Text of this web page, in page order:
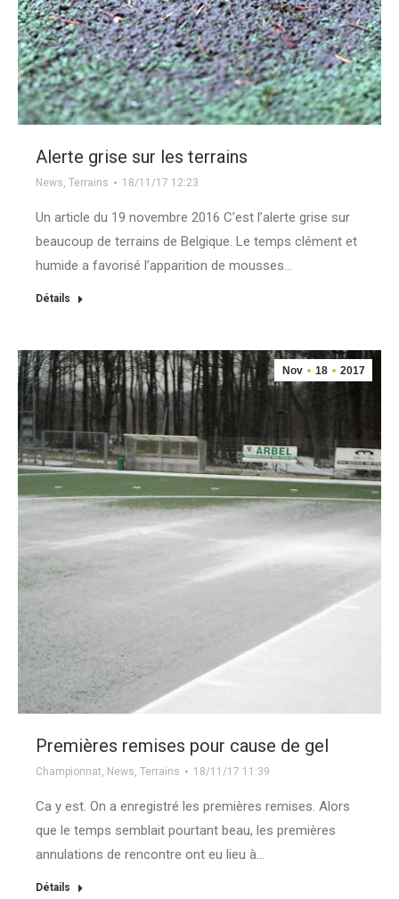
Alerte grise sur les terrains
News, Terrains 18/11/17 12:23
Un article du 19 novembre 2016 C’est l’alerte grise sur
beaucoup de terrains de Belgique. Le temps clément et
humide a favorisé l’apparition de mousses…
Détails
Nov 18 2017
Premières remises pour cause de gel
Championnat, News, Terrains 18/11/17 11:39
Ca y est. On a enregistré les premières remises. Alors
que le temps semblait pourtant beau, les premières
annulations de rencontre ont eu lieu à…
Détails